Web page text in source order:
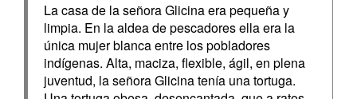
La casa de la señora Glicina era pequeña y
limpia. En la aldea de pescadores ella era la
única mujer blanca entre los pobladores
indígenas. Alta, maciza, flexible, ágil, en plena
juventud, la señora Glicina tenía una tortuga.